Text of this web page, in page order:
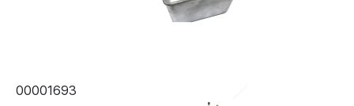
00001693